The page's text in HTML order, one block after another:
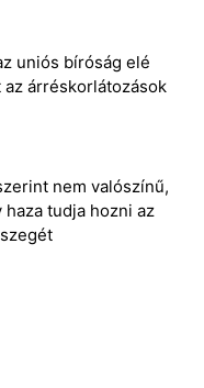
uniós bíróság elé
árréskorlátozások
nem valószínű,
tudja hozni az